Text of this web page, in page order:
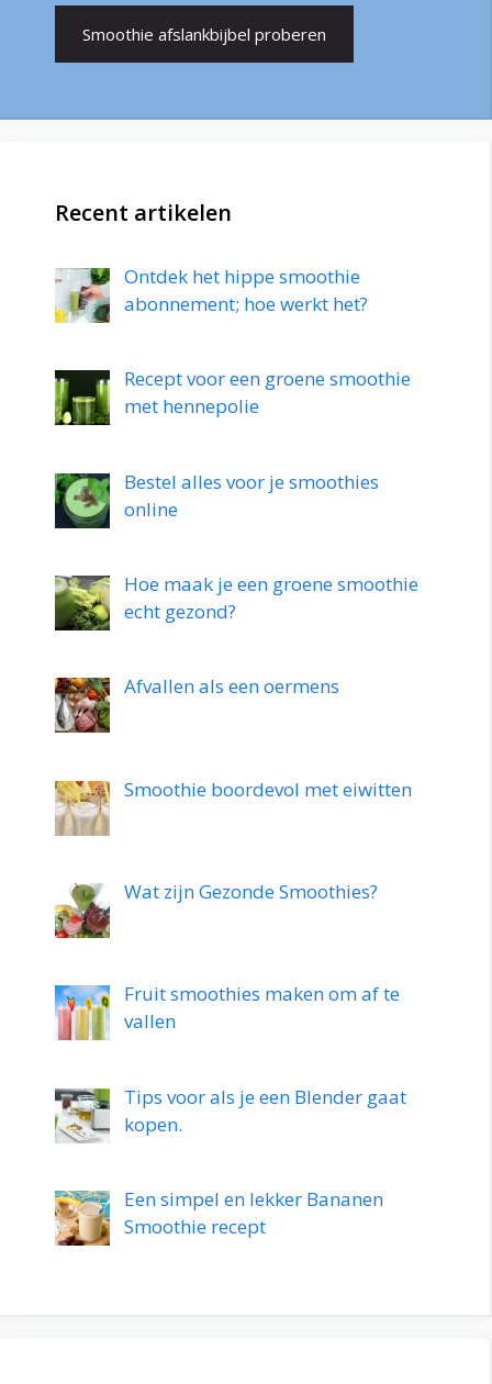
Smoothie afslankbijbel proberen
Recent artikelen
Ontdek het hippe smoothie
abonnement; hoe werkt het?
Recept voor een groene smoothie
met hennepolie
Bestel alles voor je smoothies
online
Hoe maak je een groene smoothie
echt gezond?
Afvallen als een oermens
Smoothie boordevol met eiwitten
Wat zijn Gezonde Smoothies?
Fruit smoothies maken om af te
vallen
Tips voor als je een Blender gaat
kopen.
Een simpel en lekker Bananen
Smoothie recept